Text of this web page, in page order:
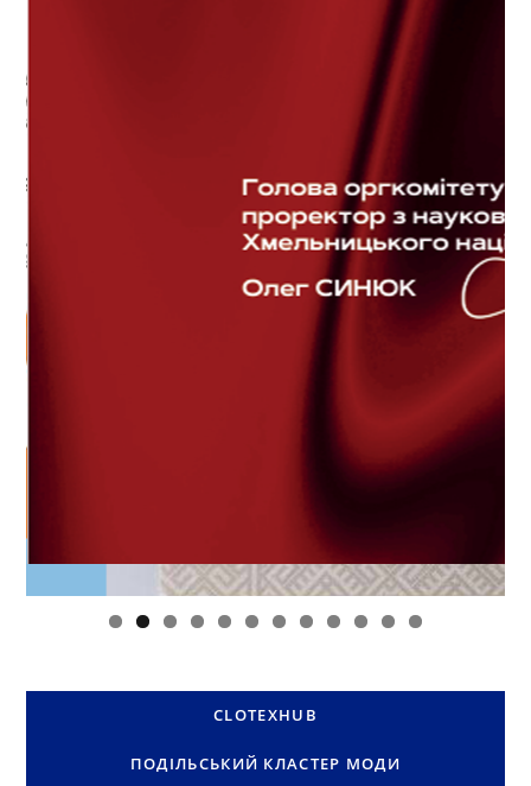
0 1 2
CLOTEXHUB
ПОДІЛЬСЬКИЙ КЛАСТЕР МОДИ